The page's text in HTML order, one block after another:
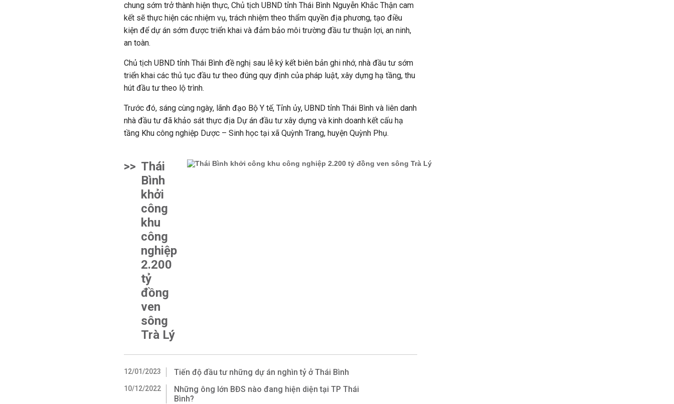
chung sớm trở thành hiện thực, Chủ tịch UBND tỉnh Thái Bình Nguyễn Khắc Thận cam
kết sẽ thực hiện các nhiệm vụ, trách nhiệm theo thẩm quyền địa phương, tạo điều
kiện để dự án sớm được triển khai và đảm bảo môi trường đầu tư thuận lợi, an ninh,
an toàn.
Chủ tịch UBND tỉnh Thái Bình đề nghị sau lễ ký kết biên bản ghi nhớ, nhà đầu tư sớm
triển khai các thủ tục đầu tư theo đúng quy định của pháp luật, xây dựng hạ tầng, thu
hút đầu tư theo lộ trình.
Trước đó, sáng cùng ngày, lãnh đạo Bộ Y tế, Tỉnh ủy, UBND tỉnh Thái Bình và liên danh
nhà đầu tư đã khảo sát thực địa Dự án đầu tư xây dựng và kinh doanh kết cấu hạ
tầng Khu công nghiệp Dược – Sinh học tại xã Quỳnh Trang, huyện Quỳnh Phụ.
>> Thái
Bình
khởi
công
khu
công
nghiệp
2.200
tỷ
đồng
ven
sông
Trà Lý
12/01/2023 Tiến độ đầu tư những dự án nghìn tỷ ở Thái Bình
10/12/2022
Những ông lớn BĐS nào đang hiện diện tại TP Thái
Bình?